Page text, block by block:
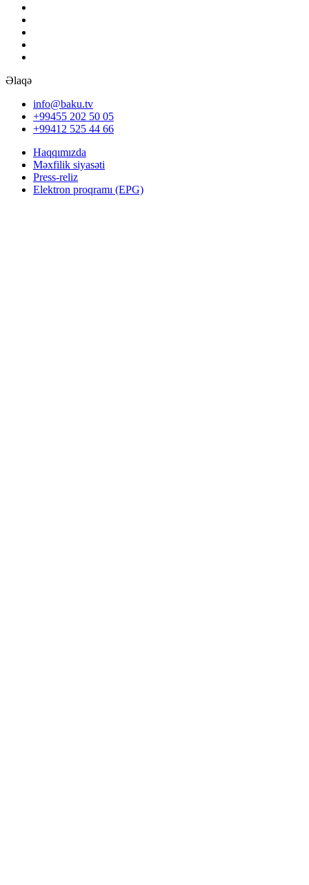
Əlaqə
info@baku.tv
+99455 202 50 05
+99412 525 44 66
Haqqımızda
Məxfilik siyasəti
Press-reliz
Elektron proqramı (EPG)